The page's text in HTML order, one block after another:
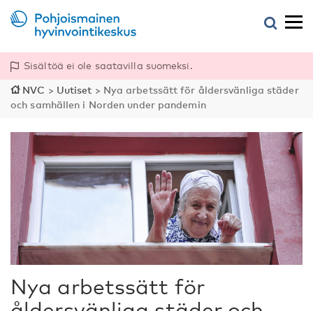
Sisältöä ei ole saatavilla suomeksi.
NVC > Uutiset > Nya arbetssätt för åldersvänliga städer
och samhällen i Norden under pandemin
Nya arbetssätt för